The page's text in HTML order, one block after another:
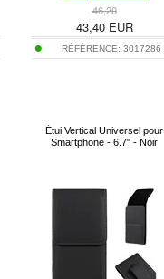
46,20
43,40EUR
RÉFÉRENCE: 3017286
Étui Vertical Universel pour
Smartphone - 6.7" - Noir